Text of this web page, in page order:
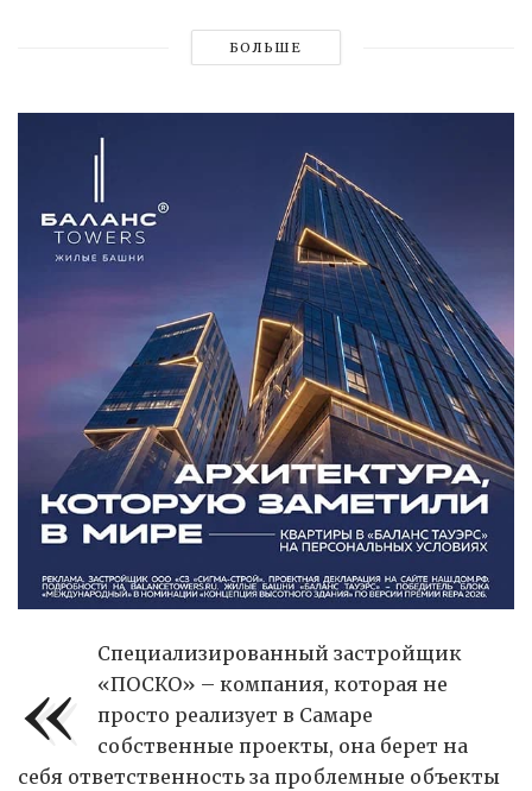
БОЛЬШЕ
«
Специализированный застройщик
«ПОСКО» – компания, которая не
просто реализует в Самаре
собственные проекты, она берет на
себя ответственность за проблемные объекты